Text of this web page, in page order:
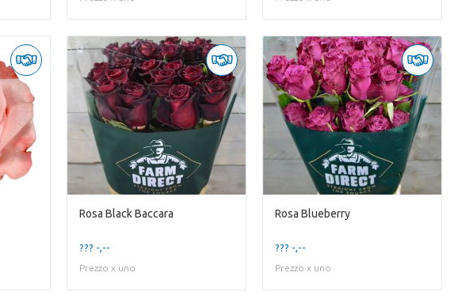
Rosa Black Baccara
??? -,--
Prezzo x uno
Rosa Blueberry
??? -,--
Prezzo x uno